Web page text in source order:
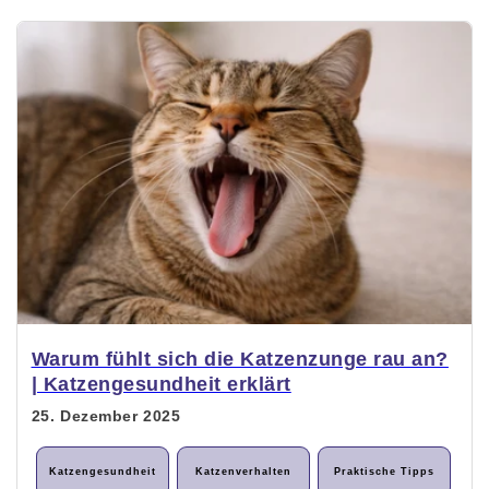
Warum fühlt sich die Katzenzunge rau an?
| Katzengesundheit erklärt
25. Dezember 2025
Katzengesundheit Katzenverhalten Praktische Tipps